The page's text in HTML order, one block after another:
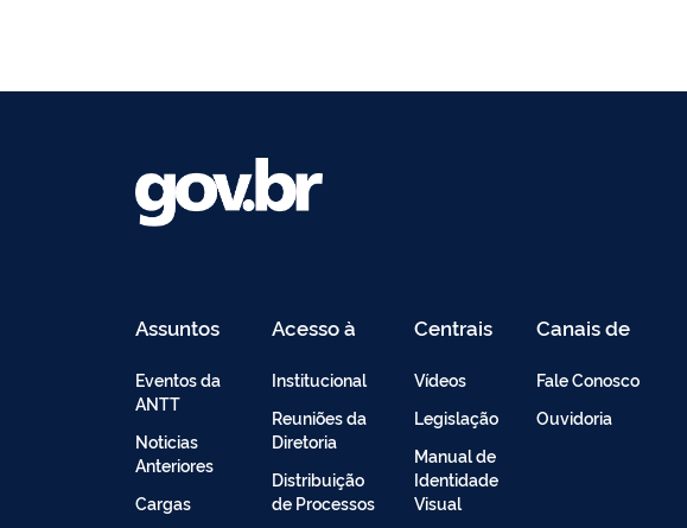
Assuntos
Eventos da
ANTT
Noticias
Anteriores
Cargas
Acesso à
Informação
Institucional
Reuniões da
Diretoria
Distribuição
de Processos
Centrais
de
Vídeos
Legislação
Manual de
Identidade
Visual
Canais de
Atendimento
Fale Conosco
Ouvidoria